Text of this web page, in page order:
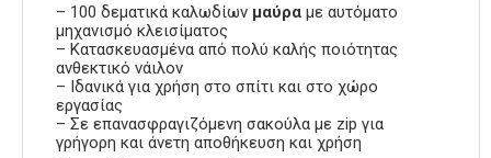
– 100 δεματικά καλωδίων μαύρα με αυτόματο
μηχανισμό κλεισίματος
– Κατασκευασμένα από πολύ καλής ποιότητας
ανθεκτικό νάιλον
– Ιδανικά για χρήση στο σπίτι και στο χώρο
εργασίας
– Σε επανασφραγιζόμενη σακούλα με zip για
γρήγορη και άνετη αποθήκευση και χρήση